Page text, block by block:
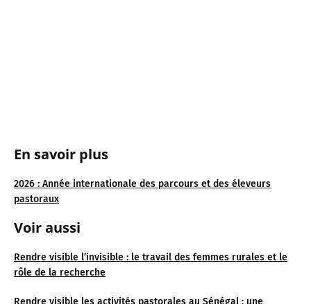
En savoir plus
2026 : Année internationale des parcours et des éleveurs
pastoraux
Voir aussi
Rendre visible l’invisible : le travail des femmes rurales et le
rôle de la recherche
Rendre visible les activités pastorales au Sénégal : une